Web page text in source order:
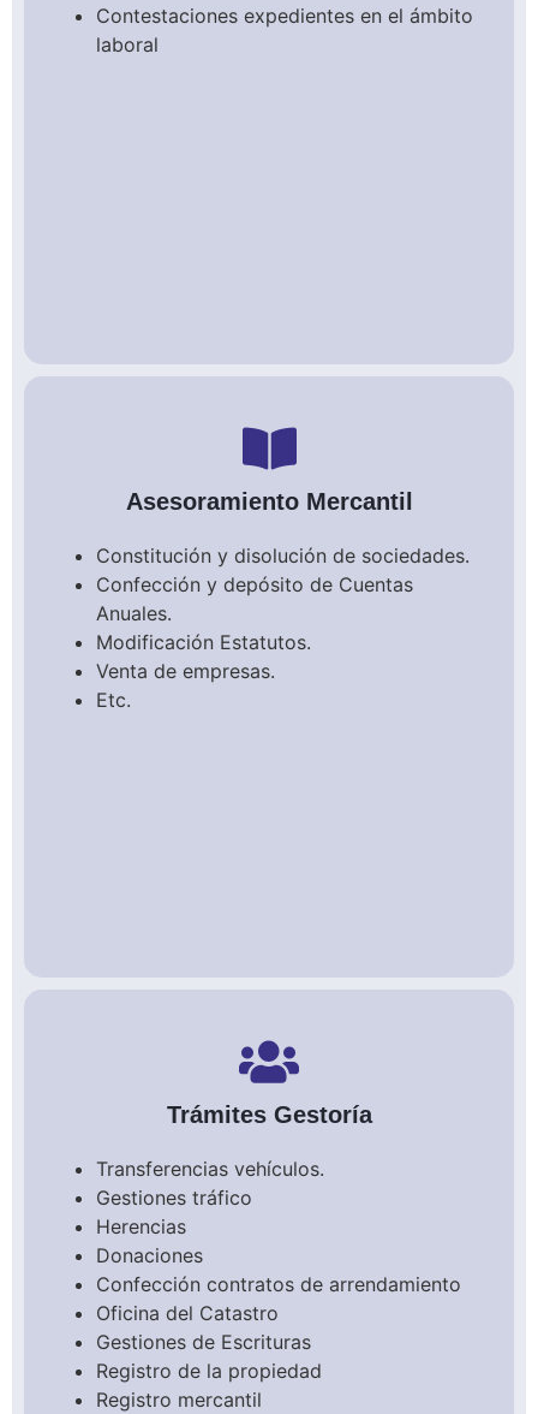
Contestaciones expedientes en el ámbito
laboral
Asesoramiento Mercantil
Constitución y disolución de sociedades.
Confección y depósito de Cuentas
Anuales.
Modificación Estatutos.
Venta de empresas.
Etc.
Trámites Gestoría
Transferencias vehículos.
Gestiones tráfico
Herencias
Donaciones
Confección contratos de arrendamiento
Oficina del Catastro
Gestiones de Escrituras
Registro de la propiedad
Registro mercantil